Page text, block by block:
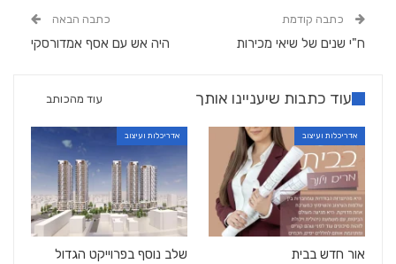
כתבה קודמת
ח"י שנים של שיאי מכירות
כתבה הבאה
היה אש עם אסף אמדורסקי
עוד כתבות שיעניינו אותך עוד מהכותב
אדריכלות ועיצוב
אור חדש בבית
אדריכלות ועיצוב
שלב נוסף בפרוייקט הגדול